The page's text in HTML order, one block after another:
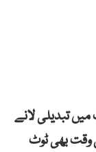
تبدیلی لانے
بھی ٹوٹ